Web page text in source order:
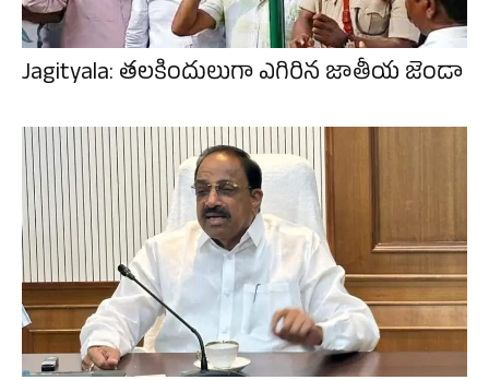
Jagityala: తలకిందులుగా ఎగిరిన జాతీయ జెండా